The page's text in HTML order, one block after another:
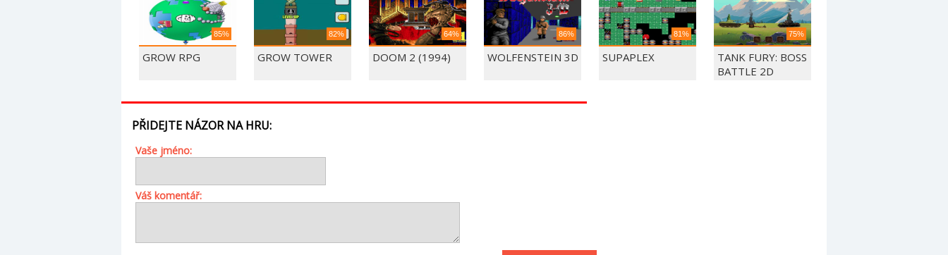
85%
GROW RPG
82%
GROW TOWER
64%
DOOM 2 (1994)
86%
WOLFENSTEIN 3D
81%
SUPAPLEX
75%
TANK FURY: BOSS
BATTLE 2D
PŘIDEJTE NÁZOR NA HRU:
Vaše jméno:
Váš komentář: